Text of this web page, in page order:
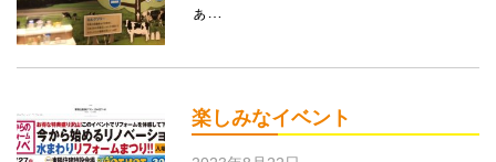
ぁ…
楽しみなイベント